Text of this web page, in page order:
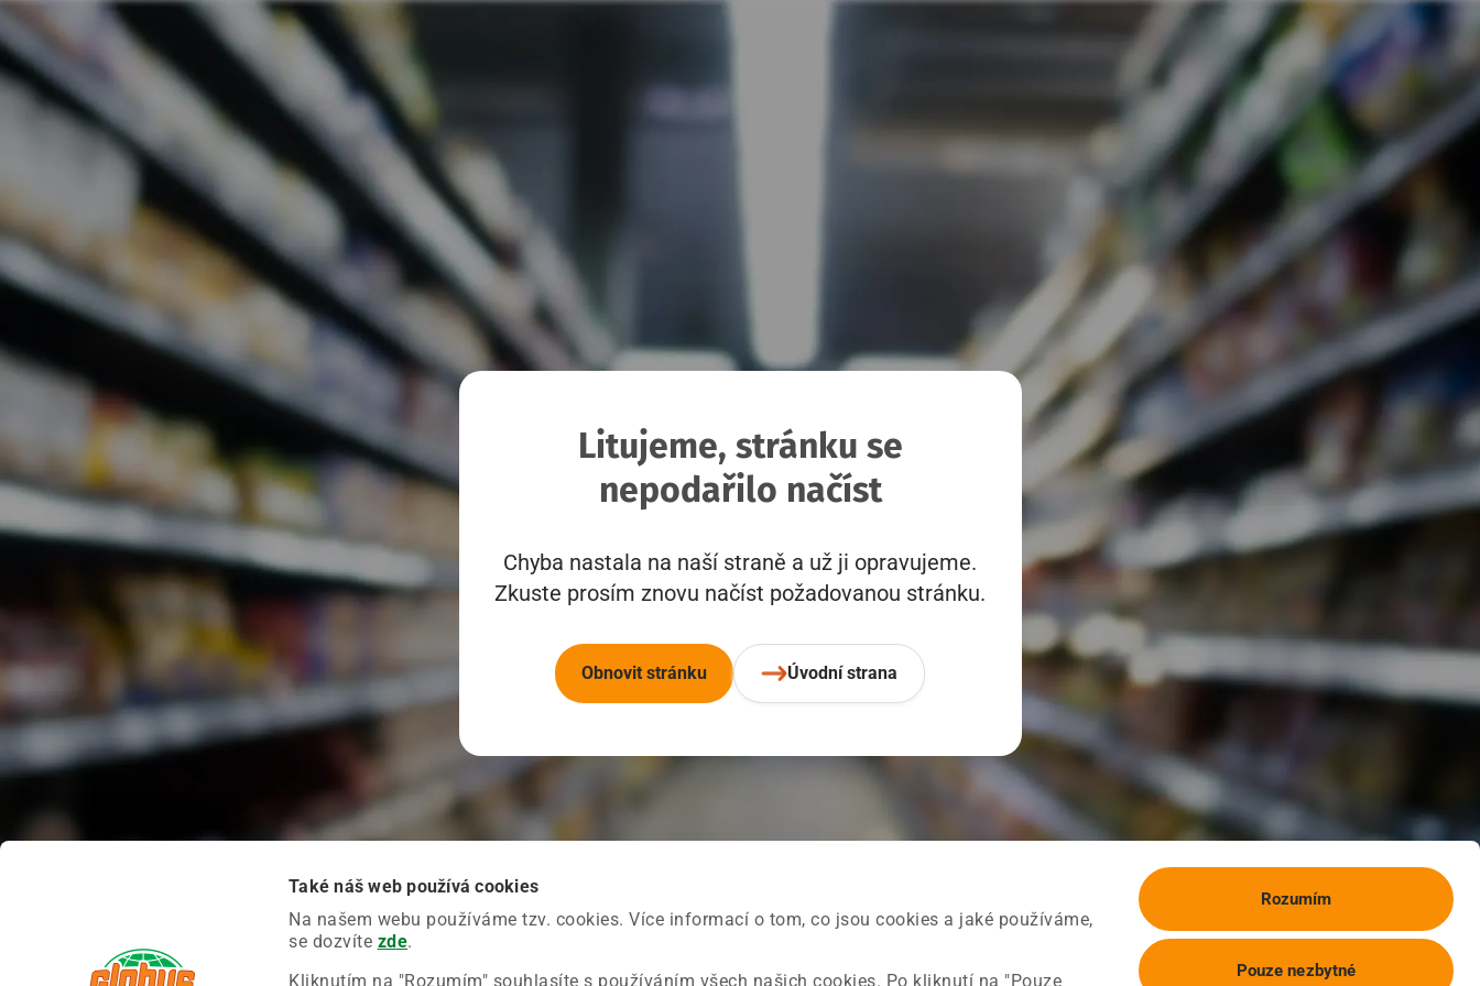
Také náš web používá cookies
Na našem webu používáme tzv. cookies. Více informací o tom, co jsou cookies a jaké používáme,
se dozvíte zde.
Kliknutím na "Rozumím" souhlasíte s používáním všech našich cookies. Po kliknutí na "Pouze
Rozumím
Pouze nezbytné
Litujeme, stránku se
nepodařilo načíst
Chyba nastala na naší straně a už ji opravujeme.
Zkuste prosím znovu načíst požadovanou stránku.
Obnovit stránku Úvodní strana